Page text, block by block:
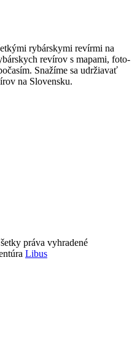
rybárskymi revírmi na
revírov s mapami, foto-
Snažíme sa udržiavať
na Slovensku.
práva vyhradené
Libus